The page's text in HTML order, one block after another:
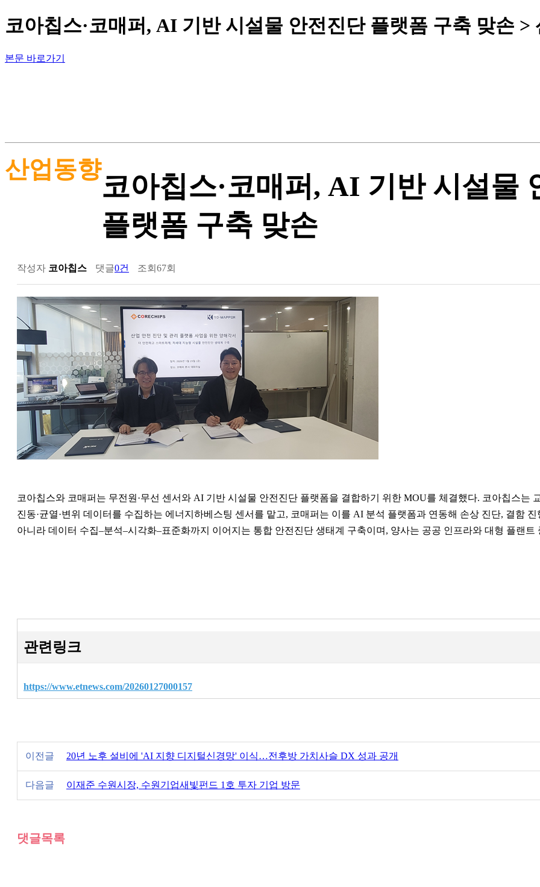
코아칩스·코매퍼, AI 기반 시설물 안전진단 플랫폼 구축 맞손 >
본문 바로가기
산업동향
코아칩스·코매퍼, AI 기반 시설물
플랫폼 구축 맞손
작성자 코아칩스 댓글0건 조회 67회
코아칩스와 코매퍼는 무전원·무선 센서와 AI 기반 시설물 안전진단 플랫폼을 결합하기 위한 MOU를 체결했다. 코아칩스는
진동·균열·변위 데이터를 수집하는 에너지하베스팅 센서를 맡고, 코매퍼는 이를 AI 분석 플랫폼과 연동해 손상 진단, 결함
아니라 데이터 수집–분석–시각화–표준화까지 이어지는 통합 안전진단 생태계 구축이며, 양사는 공공 인프라와 대형 플랜
관련링크
https://www.etnews.com/20260127000157
이전글 20년 노후 설비에 'AI 지향 디지털신경망' 이식…전후방 가치사슬 DX 성과 공개
다음글 이재준 수원시장, 수원기업새빛펀드 1호 투자 기업 방문
댓글목록